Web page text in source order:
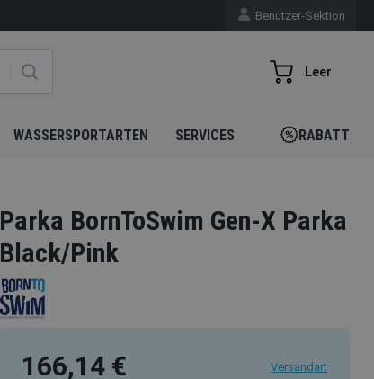
Benutzer-Sektion
Leer
WASSERSPORTARTEN SERVICES RABATT
Parka BornToSwim Gen-X Parka
Black/Pink
166,14 € Versandart